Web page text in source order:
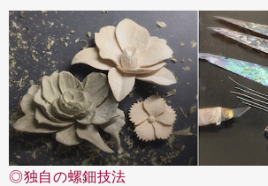
◎独自の螺鈿技法